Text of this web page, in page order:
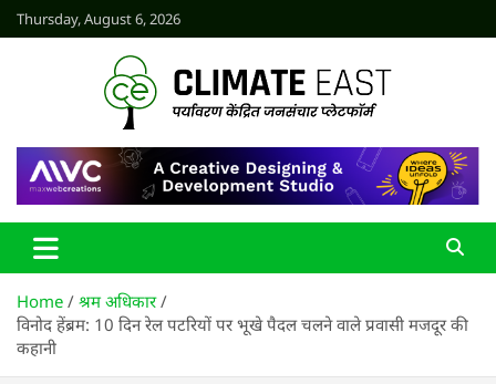
Skip
to
Thursday, August 6, 2026
CLIMATE EAST
Home
श्रम अधिकार
विनोद हेंब्रम: 10 दिन रेल पटरियों पर भूखे पैदल चलने वाले प्रवासी मजदूर की
कहानी